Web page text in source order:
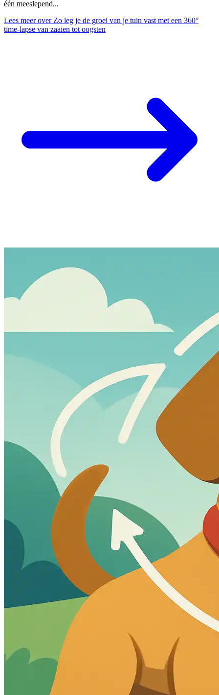
één meeslepend...
Lees meerover Zo leg je de groei van je tuin vast met een 360°
time-lapse van zaaien tot oogsten